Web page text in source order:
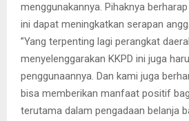
menggunakannya. Pihaknya
ini dapat meningkatkan serapan
”Yang terpenting lagi perangkat
menyelenggarakan KKPD ini juga
penggunaannya. Dan kami juga
bisa memberikan manfaat positif
terutama dalam pengadaan belanja